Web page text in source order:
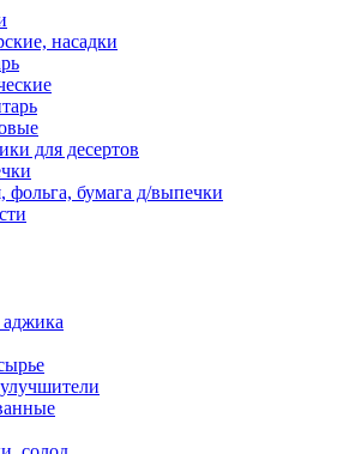
насадки
для десертов
фольга, бумага д/выпечки